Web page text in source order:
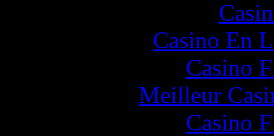
Casino En
Casino
Meilleur
Casino